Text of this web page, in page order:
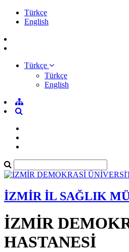
Türkçe
English
Türkçe
Türkçe
English
İZMİR İL SAĞLIK
İZMİR
HASTANESİ